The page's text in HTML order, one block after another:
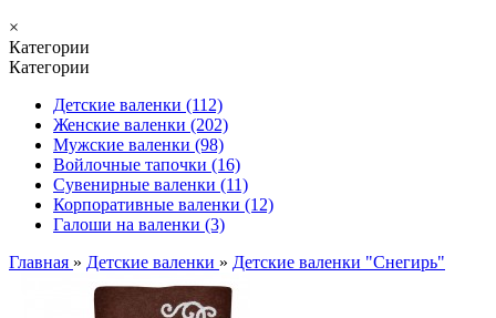
×
Категории
Категории
Детские валенки (112)
Женские валенки (202)
Мужские валенки (98)
Войлочные тапочки (16)
Сувенирные валенки (11)
Корпоративные валенки (12)
Галоши на валенки (3)
Главная » Детские валенки » Детские валенки "Снегирь"